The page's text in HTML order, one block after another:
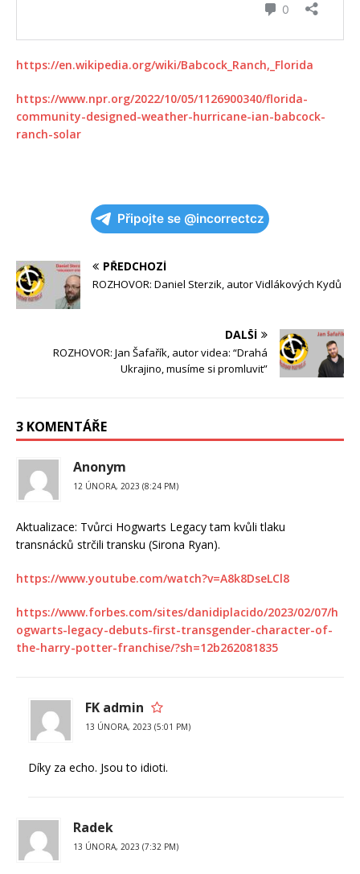
https://en.wikipedia.org/wiki/Babcock_Ranch,_Florida
https://www.npr.org/2022/10/05/1126900340/florida-
community-designed-weather-hurricane-ian-babcock-
ranch-solar
Připojte se @incorrectcz
PŘEDCHOZÍ
ROZHOVOR: Daniel Sterzik, autor Vidlákových Kydů
DALŠÍ
ROZHOVOR: Jan Šafařík, autor videa: “Drahá
Ukrajino, musíme si promluvit”
3 KOMENTÁŘE
Anonym
12 ÚNORA, 2023 (8:24 PM)
Αktualіzaсе: Tvůrсі Hogwartѕ Lеgaсу tam kvůlі tlaku
tranѕnáсků ѕtrčіlі tranѕku (Ѕіrona Rуan).
https://www.youtube.com/watch?v=A8k8DseLCl8
https://www.forbes.com/sites/danidiplacido/2023/02/07/h
ogwarts-legacy-debuts-first-transgender-character-of-
the-harry-potter-franchise/?sh=12b262081835
FK admin
13 ÚNORA, 2023 (5:01 PM)
Díky za echo. Jsou to idioti.
Radek
13 ÚNORA, 2023 (7:32 PM)